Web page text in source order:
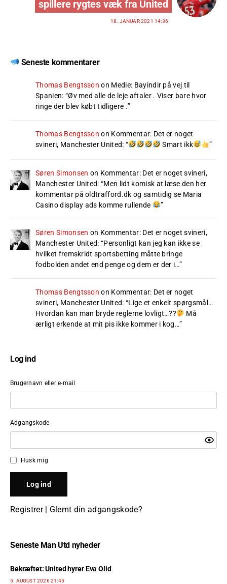
spillere rygtes væk fra United
18. JANUAR 2021 14:36
Seneste kommentarer
Thomas Bengtsson on Medie: Bayindir på vej til
Spanien: “Øv med alle de leje aftaler . Viser bare hvor
ringe der blev købt tidligere .”
Thomas Bengtsson on Kommentar: Det er noget
svineri, Manchester United: “ Smart ikk ”
Søren Simonsen on Kommentar: Det er noget svineri,
Manchester United: “Men lidt komisk at læse den her
kommentar på oldtrafford.dk og samtidig se Maria
Casino display ads komme rullende
”
Søren Simonsen on Kommentar: Det er noget svineri,
Manchester United: “Personligt kan jeg kan ikke se
hvilket fremskridt sportsbetting måtte bringe
fodbolden andet end penge og dem er der i…”
Thomas Bengtsson on Kommentar: Det er noget
svineri, Manchester United: “Lige et enkelt spørgsmål…
Hvordan kan man bryde reglerne lovligt…??
Må
ærligt erkende at mit pis ikke kommer i kog…”
Log ind
Brugernavn eller e-mail
Adgangskode
Husk mig
Registrer| Glemt din adgangskode?
Seneste Man Utd nyheder
Bekræftet: United hyrer Eva Olid
5. AUGUST 2026 21:45